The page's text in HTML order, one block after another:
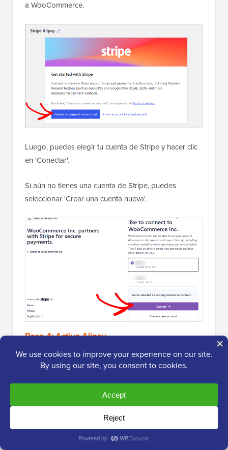
a WooCommerce.
Luego, puedes elegir tu cuenta de Stripe y hacer clic
en 'Conectar'.
Si aún no tienes una cuenta de Stripe, puedes
seleccionar 'Crear una cuenta nueva'.
Paso 4: Activa Alipay
Ahora, tu cuenta de Stripe está completamente
conectada a tutienda en línea.
Para activar Alipay, deberás volver a la pestaña
'Pagos'. Luego, junto al método 'Stripe Alipay',
hagamos clic en 'Administrar'.